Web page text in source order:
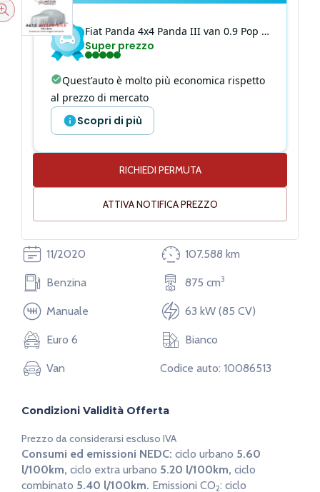
Altezza
160 cm
Larghezza
167 cm
Lunghezza
369 cm
Fiat Panda 4x4 Panda III van 0.9 Pop 85cv 2p.ti serie 3 E6d-temp
Super prezzo
Quest'auto è molto più economica rispetto
al prezzo di mercato
Scopri di più
RICHIEDI PERMUTA
ATTIVA NOTIFICA PREZZO
11/2020 107.588 km
Benzina 875 cm3
Manuale 63 kW (85 CV)
Euro 6 Bianco
Van Codice auto: 10086513
Condizioni Validità Offerta
Prezzo da considerarsi escluso IVA
Consumi ed emissioni NEDC: ciclo urbano 5.60
l/100km, ciclo extra urbano 5.20 l/100km, ciclo
combinato 5.40 l/100km. Emissioni CO2: ciclo